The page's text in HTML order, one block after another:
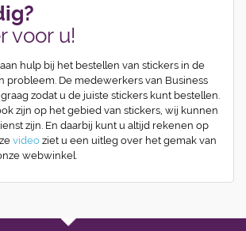
voor u!
hulp bij het bestellen van stickers in de
probleem. De medewerkers van Business
zodat u de juiste stickers kunt bestellen.
zijn op het gebied van stickers, wij kunnen
zijn. En daarbij kunt u altijd rekenen op
video ziet u een uitleg over het gemak van
webwinkel.